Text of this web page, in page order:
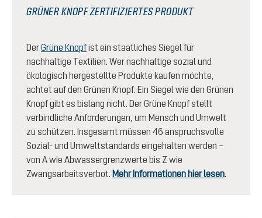
GRÜNER KNOPF ZERTIFIZIERTES PRODUKT
DerGrüne Knopfist ein staatliches Siegel für
nachhaltige Textilien. Wer nachhaltige sozial und
ökologisch hergestellte Produkte kaufen möchte,
achtet auf den Grünen Knopf. Ein Siegel wie den Grünen
Knopf gibt es bislang nicht. Der Grüne Knopf stellt
verbindliche Anforderungen, um Mensch und Umwelt
zu schützen. Insgesamt müssen 46 anspruchsvolle
Sozial- und Umweltstandards eingehalten werden –
von A wie Abwassergrenzwerte bis Z wie
Zwangsarbeitsverbot. Mehr Informationen hier lesen.